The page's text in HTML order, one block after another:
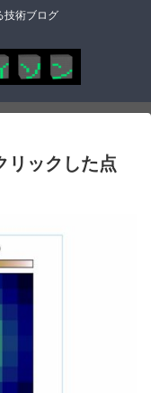
技術ブログ
ックした点